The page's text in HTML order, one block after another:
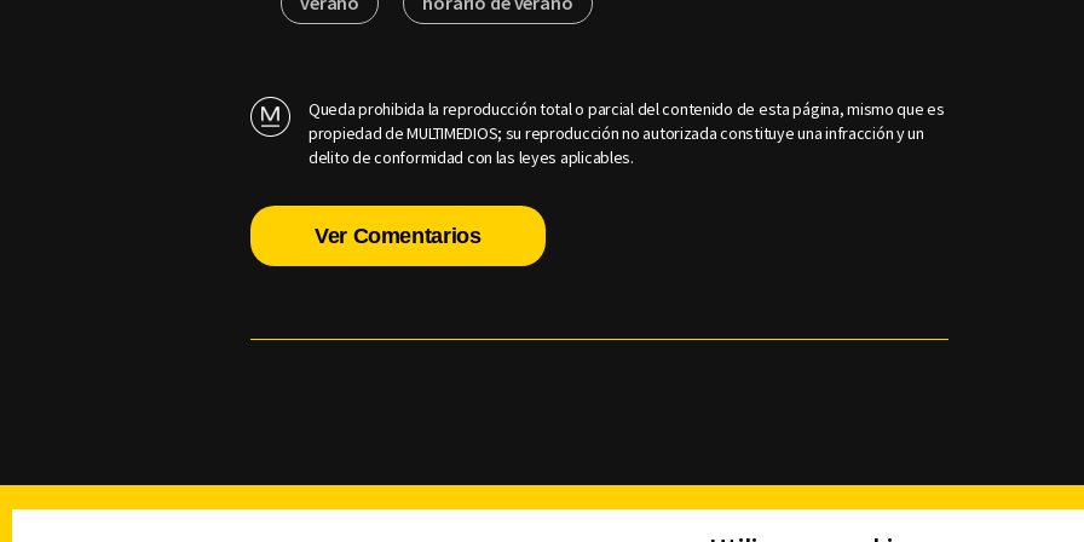
Queda prohibida la reproducción total o parcial del contenido de esta página, mismo que es
propiedad de MULTIMEDIOS; su reproducción no autorizada constituye una infracción y un
delito de conformidad con las leyes aplicables.
Ver Comentarios